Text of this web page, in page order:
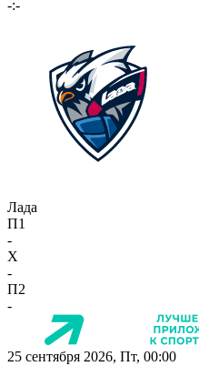
-:-
Лада
П1
-
X
-
П2
-
25 сентября 2026, Пт, 00:00